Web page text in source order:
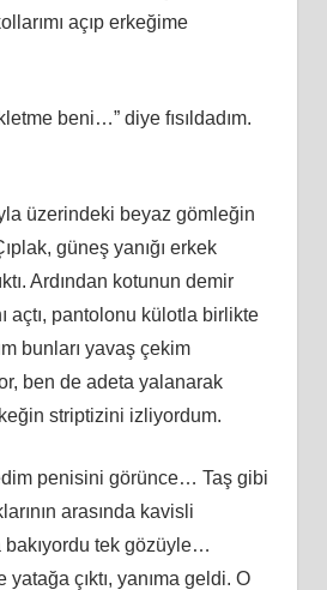
açıp erkeğime
beni…” diye fısıldadım.
üzerindeki beyaz gömleğin
güneş yanığı erkek
Ardından kotunun demir
açtı, pantolonu külotla birlikte
bunları yavaş çekim
ben de adeta yalanarak
striptizini izliyordum.
penisini görünce… Taş gibi
arasında kavisli
tek gözüyle…
çıktı, yanıma geldi. O